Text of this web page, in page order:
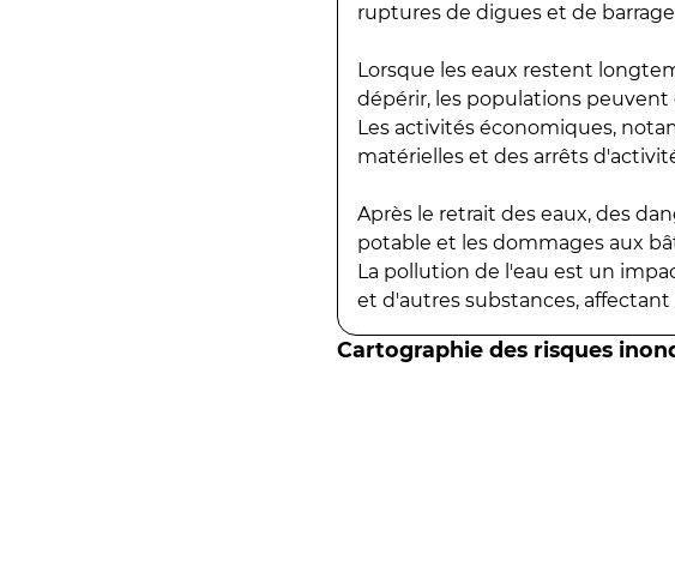
ruptures de digues et de
Lorsque les eaux restent
dépérir, les populations
Les activités économiques,
matérielles et des arrêts
Après le retrait des eaux, des
potable et les dommages aux
La pollution de l'eau est un
et d'autres substances, affectant
Cartographie des risques